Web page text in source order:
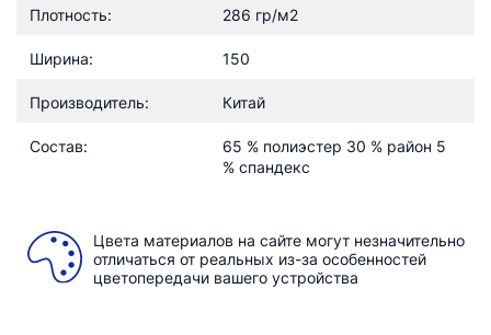
Плотность: 286 гр/м2
Ширина: 150
Производитель: Китай
Состав:
65 % полиэстер 30 % район 5
% спандекс
Цвета материалов на сайте могут незначительно
отличаться от реальных из-за особенностей
цветопередачи вашего устройства